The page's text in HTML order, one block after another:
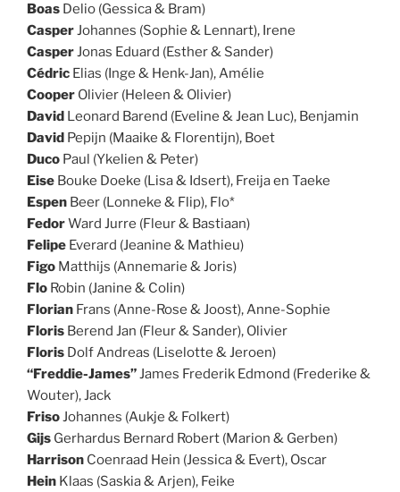
Boas Delio (Gessica & Bram)
CasperJohannes (Sophie & Lennart), Irene
CasperJonas Eduard (Esther & Sander)
Cédric Elias (Inge & Henk-Jan), Amélie
Cooper Olivier (Heleen & Olivier)
David Leonard Barend (Eveline & Jean Luc), Benjamin
David Pepijn (Maaike & Florentijn), Boet
Duco Paul (Ykelien & Peter)
Eise Bouke Doeke (Lisa & Idsert), Freija en Taeke
Espen Beer (Lonneke & Flip), Flo*
FedorWard Jurre (Fleur & Bastiaan)
Felipe Everard (Jeanine & Mathieu)
Figo Matthijs (Annemarie & Joris)
Flo Robin (Janine & Colin)
Florian Frans (Anne-Rose & Joost), Anne-Sophie
Floris Berend Jan (Fleur & Sander), Olivier
Floris Dolf Andreas (Liselotte & Jeroen)
“Freddie-James”James Frederik Edmond (Frederike &
Wouter), Jack
FrisoJohannes (Aukje & Folkert)
Gijs Gerhardus Bernard Robert (Marion & Gerben)
Harrison Coenraad Hein (Jessica & Evert), Oscar
Hein Klaas (Saskia & Arjen), Feike